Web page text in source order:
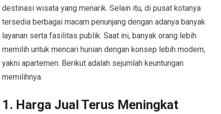
destinasi wisata yang menarik. Selain itu, di pusat kotanya
tersedia berbagai macam penunjang dengan adanya banyak
layanan serta fasilitas publik. Saat ini, banyak orang lebih
memilih untuk mencari hunian dengan konsep lebih modern,
yakni apartemen. Berikut adalah sejumlah keuntungan
memilihnya.
1. Harga Jual Terus Meningkat